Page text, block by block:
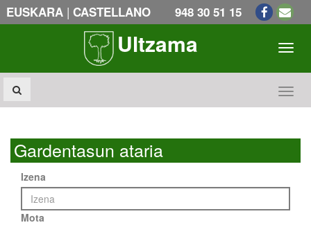
EUSKARA | CASTELLANO 948 30 51 15
Ultzama
Gardentasun ataria
Izena
Mota